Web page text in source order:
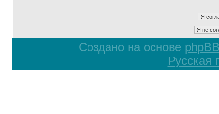
Создано на основе phpBB
Русская